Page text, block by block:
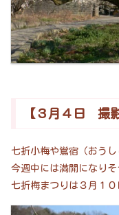
【３月４日 撮影
七折小梅や鴬宿（おうし
今週中には満開になりそ
七折梅まつりは３月１０